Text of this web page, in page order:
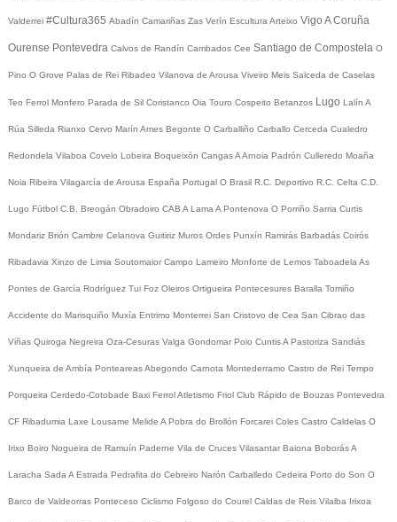
Valderrei #Cultura365 Abadín Camariñas Zas Verín Escultura Arteixo Vigo A Coruña
Ourense Pontevedra Calvos de Randín Cambados Cee Santiago de Compostela O
Pino O Grove Palas de Rei Ribadeo Vilanova de Arousa Viveiro Meis Salceda de Caselas
Teo Ferrol Monfero Parada de Sil Coristanco Oia Touro Cospeito Betanzos Lugo Lalín A
Rúa Silleda Rianxo Cervo Marín Ames Begonte O Carballiño Carballo Cerceda Cualedro
Redondela Vilaboa Covelo Lobeira Boqueixón CangasA Arnoia Padrón Culleredo Moaña
Noia Ribeira Vilagarcía de Arousa España Portugal O Brasil R.C. Deportivo R.C. Celta C.D.
Lugo Fútbol C.B. Breogán Obradoiro CAB A Lama A Pontenova O Porriño Sarria Curtis
Mondariz Brión Cambre Celanova Guitiriz Muros Ordes Punxín Ramirás Barbadás Coirós
Ribadavia Xinzo de Limia Soutomaior Campo Lameiro Monforte de Lemos Taboadela As
Pontes de García Rodríguez Tui Foz Oleiros Ortigueira Pontecesures Baralla Tomiño
Accidente do Marisquiño Muxía Entrimo Monterrei San Cristovo de Cea San Cibrao das
Viñas Quiroga Negreira Oza-Cesuras Valga Gondomar Poio CuntisA Pastoriza Sandiás
Xunqueira de Ambía PonteareasAbegondo Carnota Montederramo Castro de Rei Tempo
Porqueira Cerdedo-Cotobade Baxi FerrolAtletismo Friol Club Rápido de Bouzas Pontevedra
CF Ribadumia Laxe Lousame Melide A Pobra do Brollón Forcarei Coles Castro Caldelas O
Irixo Boiro Nogueira de Ramuín Paderne Vila de Cruces Vilasantar Baiona BoborásA
Laracha Sada A Estrada Pedrafita do Cebreiro Narón Carballedo Cedeira Porto do Son O
Barco de Valdeorras Ponteceso Ciclismo Folgoso do Courel Caldas de Reis Vilalba Irixoa